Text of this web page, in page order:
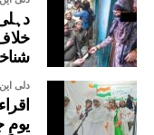
دلی
یومِ